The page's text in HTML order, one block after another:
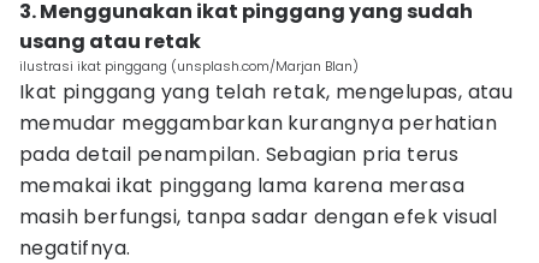
3. Menggunakan ikat pinggang yang sudah
usang atau retak
ilustrasi ikat pinggang (unsplash.com/Marjan Blan)
Ikat pinggang yang telah retak, mengelupas, atau
memudar meggambarkan kurangnya perhatian
pada detail penampilan. Sebagian pria terus
memakai ikat pinggang lama karena merasa
masih berfungsi, tanpa sadar dengan efek visual
negatifnya.